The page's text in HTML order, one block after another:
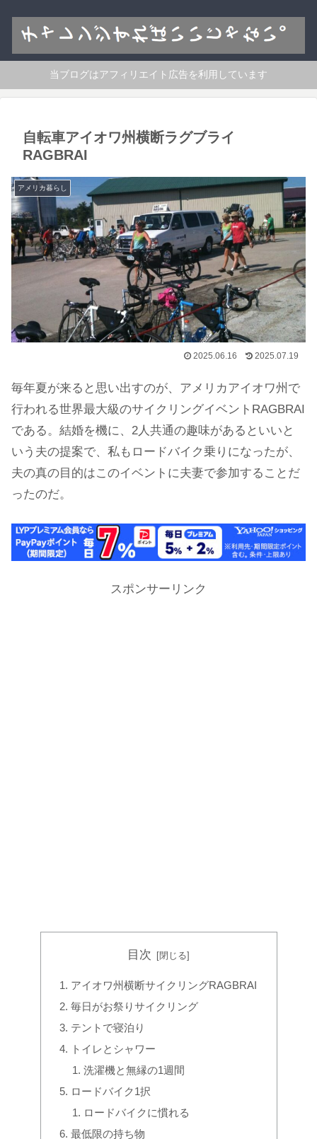
当ブログはアフィリエイト広告を利用しています
自転車アイオワ州横断ラグブライ
RAGBRAI
アメリカ暮らし
2025.06.16 2025.07.19
毎年夏が来ると思い出すのが、アメリカアイオワ州で
行われる世界最大級のサイクリングイベントRAGBRAI
である。結婚を機に、2人共通の趣味があるといいと
いう夫の提案で、私もロードバイク乗りになったが、
夫の真の目的はこのイベントに夫妻で参加することだ
ったのだ。
スポンサーリンク
目次
アイオワ州横断サイクリングRAGBRAI
毎日がお祭りサイクリング
テントで寝泊り
トイレとシャワー
洗濯機と無縁の1週間
ロードバイク1択
ロードバイクに慣れる
最低限の持ち物